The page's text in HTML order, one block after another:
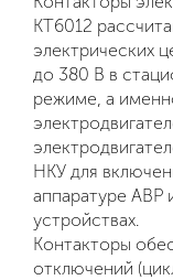
КТ6012
электрических
до 380 В в
режиме, а
НКУ для
аппаратуре АВР
устройствах.
Контакторы
отключений